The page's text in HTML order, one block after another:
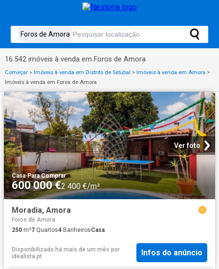
16 542 imóveis à venda em Foros de Amora
Começar > Imóveis à venda em Distrito de Setúbal > Imóveis à venda em Amora >
Imóveis à venda em Foros de Amora
Ver foto
Casa·Para Comprar
600 000 €2 400 €/m²
Moradia, Amora
Foros de Amora
250 m²7 Quartos4 BanheirosCasa
Disponibilizado há mais de um mês por
idealista.pt
Infos do anúncio